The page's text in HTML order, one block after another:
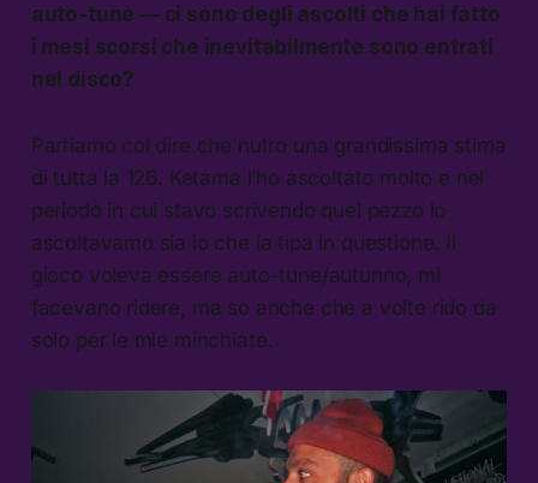
auto-tune — ci sono degli ascolti che hai fatto
i mesi scorsi che inevitabilmente sono entrati
nel disco?
Partiamo col dire che nutro una grandissima stima
di tutta la 126. Ketama l’ho ascoltato molto e nel
periodo in cui stavo scrivendo quel pezzo lo
ascoltavamo sia io che la tipa in questione. Il
gioco voleva essere auto-tune/autunno, mi
facevano ridere, ma so anche che a volte rido da
solo per le mie minchiate.